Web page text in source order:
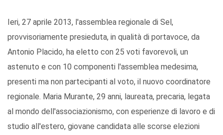
Ieri, 27 aprile 2013, l'assemblea regionale di Sel,
provvisoriamente presieduta, in qualità di portavoce, da
Antonio Placido, ha eletto con 25 voti favorevoli, un
astenuto e con 10 componenti l'assemblea medesima,
presenti ma non partecipanti al voto, il nuovo coordinatore
regionale. Maria Murante, 29 anni, laureata, precaria, legata
al mondo dell'associazionismo, con esperienze di lavoro e di
studio all'estero, giovane candidata alle scorse elezioni